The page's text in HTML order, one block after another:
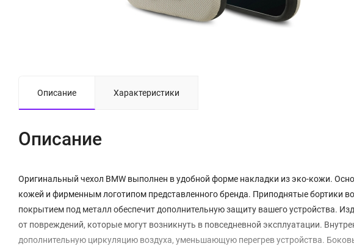
Описание Характеристики
Описание
Оригинальный чехол BMW выполнен в удобной форме накладки из эко-кожи.
кожей и фирменным логотипом представленного бренда. Приподнятые бортики
покрытием под металл обеспечит дополнительную защиту вашего устройства.
от повреждений, которые могут возникнуть в повседневной эксплуатации.
дополнительную циркуляцию воздуха, уменьшающую перегрев устройства.